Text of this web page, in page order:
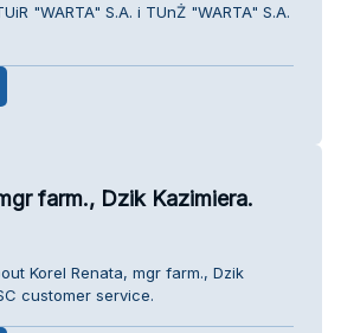
"WARTA" S.A. i TUnŻ "WARTA" S.A.
farm., Dzik Kazimiera.
Korel Renata, mgr farm., Dzik
customer service.